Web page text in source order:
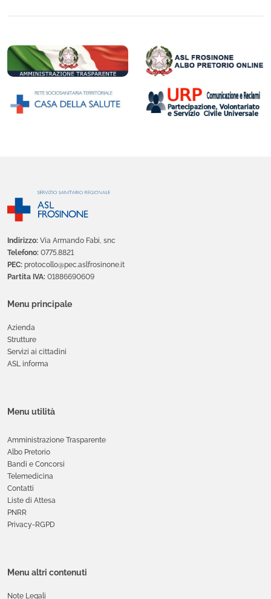
Indirizzo: Via Armando Fabi, snc
Telefono: 0775.8821
PEC: protocollo@pec.aslfrosinone.it
Partita IVA: 01886690609
Menu principale
Azienda
Strutture
Servizi ai cittadini
ASL informa
Menu utilità
Amministrazione Trasparente
Albo Pretorio
Bandi e Concorsi
Telemedicina
Contatti
Liste di Attesa
PNRR
Privacy-RGPD
Menu altri contenuti
Note Legali